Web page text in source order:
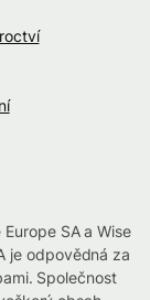
SA a Wise
je odpovědná za
Společnost